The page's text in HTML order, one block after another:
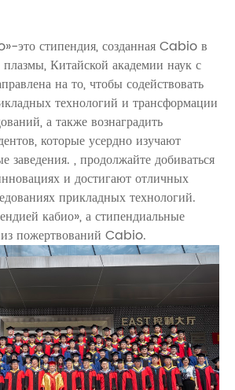
это стипендия, созданная Cabio в
Китайской академии наук с
​​на то, чтобы содействовать
технологий и трансформации
а также вознаградить
которые усердно изучают
заведения. , продолжайте добиваться
и достигают отличных
прикладных технологий.
кабио», а стипендиальные
пожертвований Cabio.